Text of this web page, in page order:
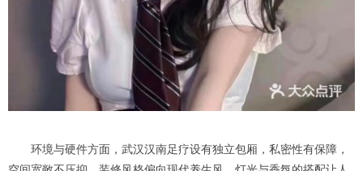
环境与硬件方面，武汉汉南足疗设有独立包厢，私密性有保障，